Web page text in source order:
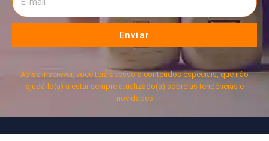
Enviar
Ao se inscrever, você terá acesso a conteúdos especiais, que irão
ajudá-lo(a) a estar sempre atualizado(a) sobre as tendências e
novidades